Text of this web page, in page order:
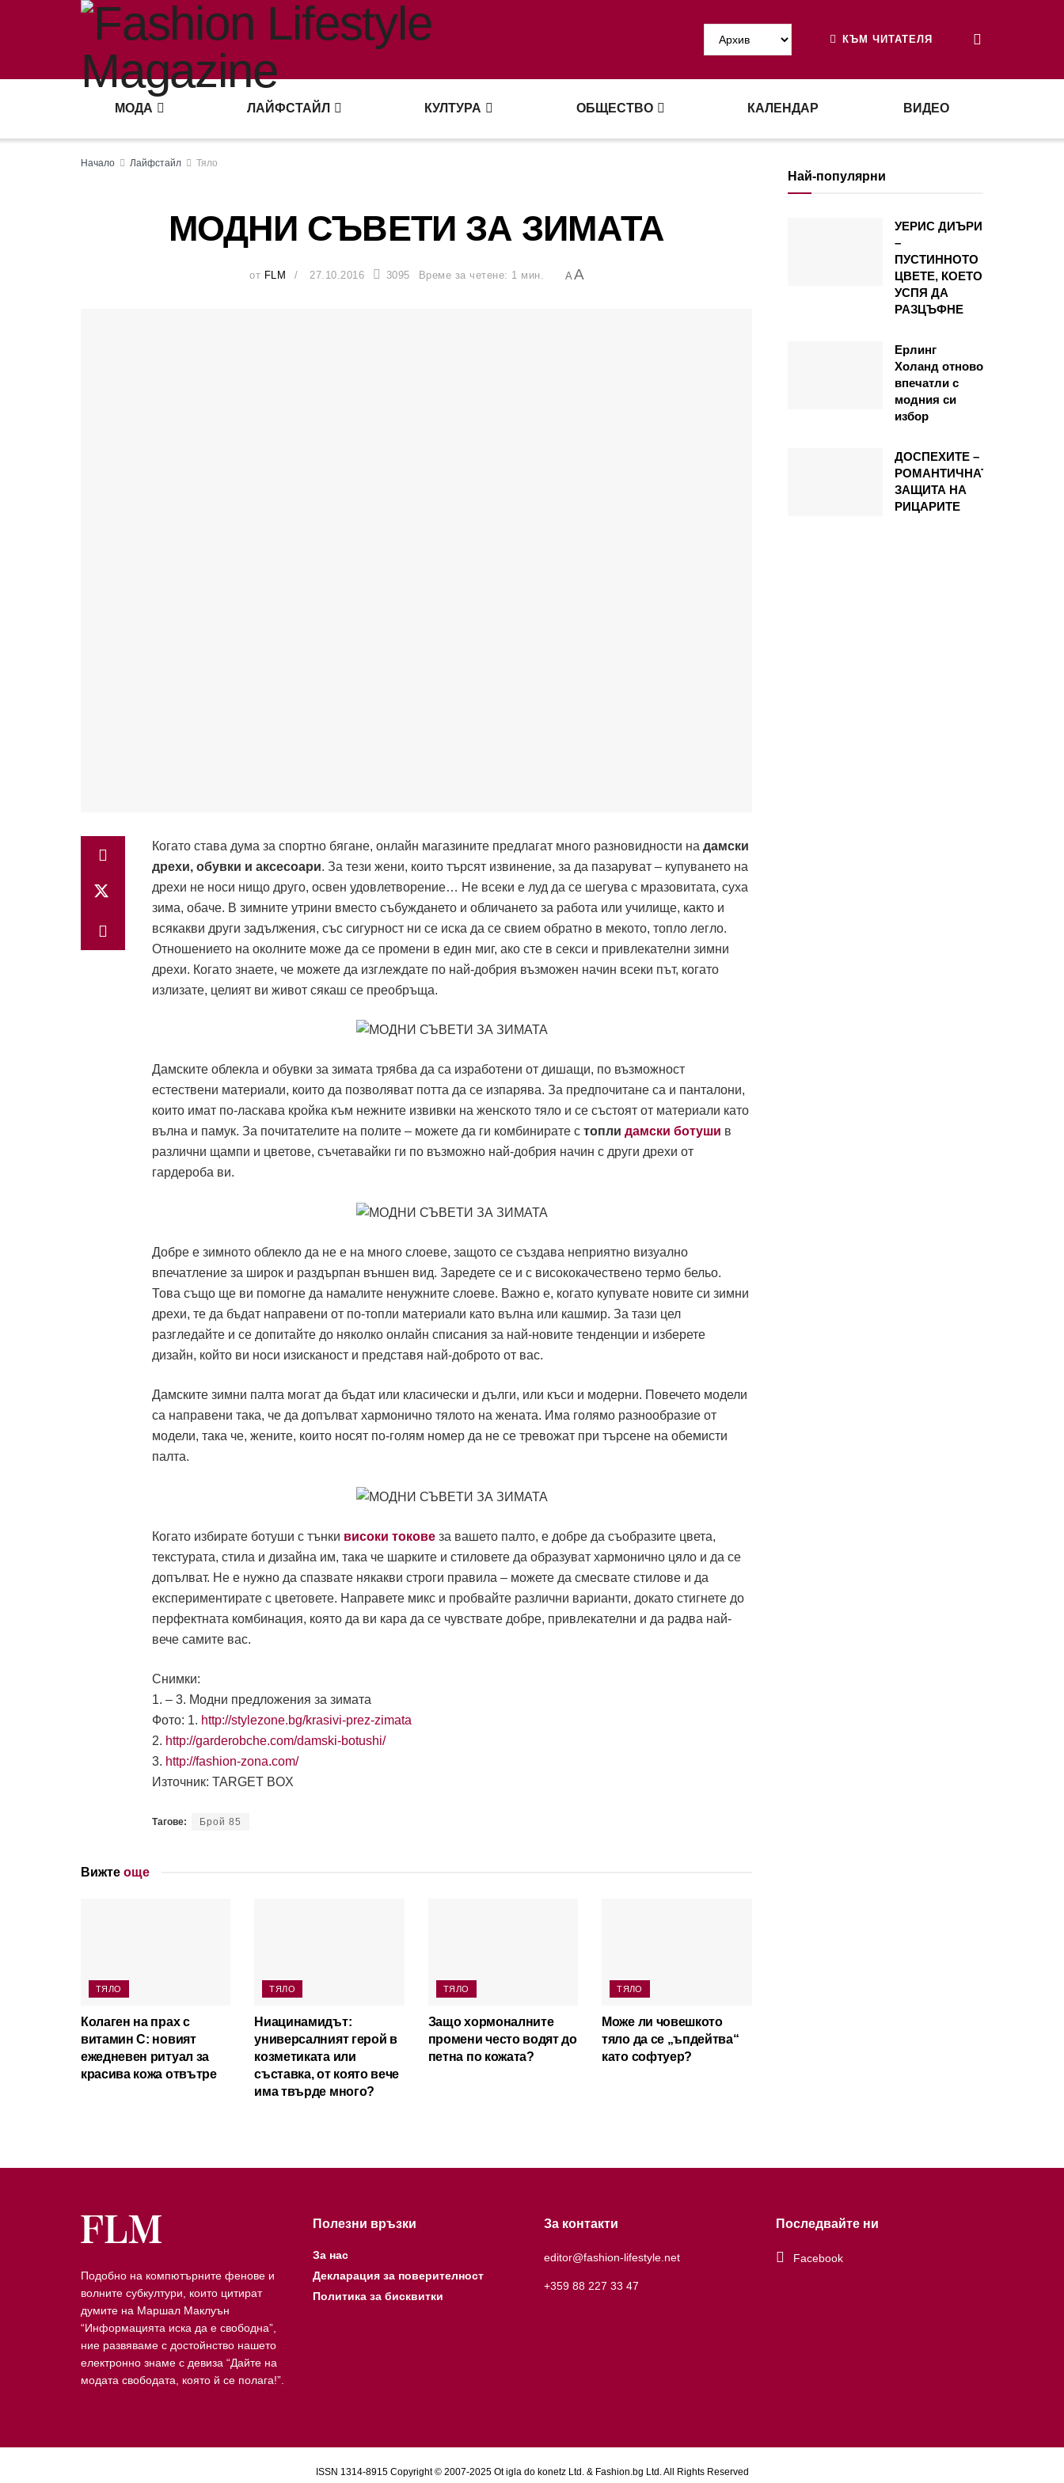
КЪМ ЧИТАТЕЛЯ
МОДА ЛАЙФСТАЙЛ КУЛТУРА ОБЩЕСТВО КАЛЕНДАР ВИДЕО
Начало Лайфстайл Тяло
МОДНИ СЪВЕТИ ЗА ЗИМАТА
от FLM 27.10.2016 3095 Време за четене: 1 мин. AA
Когато става дума за спортно бягане, онлайн магазините предлагат много разновидности на дамски
дрехи, обувки и аксесоари. За тези жени, които търсят извинение, за да пазаруват – купуването на
дрехи не носи нищо друго, освен удовлетворение… Не всеки е луд да се шегува с мразовитата, суха
зима, обаче. В зимните утрини вместо събуждането и обличането за работа или училище, както и
всякакви други задължения, със сигурност ни се иска да се свием обратно в мекото, топло легло.
Отношението на околните може да се промени в един миг, ако сте в секси и привлекателни зимни
дрехи. Когато знаете, че можете да изглеждате по най-добрия възможен начин всеки път, когато
излизате, целият ви живот сякаш се преобръща.
Дамските облекла и обувки за зимата трябва да са изработени от дишащи, по възможност
естествени материали, които да позволяват потта да се изпарява. За предпочитане са и панталони,
които имат по-ласкава кройка към нежните извивки на женското тяло и се състоят от материали като
вълна и памук. За почитателите на полите – можете да ги комбинирате с топли дамски ботуши в
различни щампи и цветове, съчетавайки ги по възможно най-добрия начин с други дрехи от
гардероба ви.
Добре е зимното облекло да не е на много слоеве, защото се създава неприятно визуално
впечатление за широк и раздърпан външен вид. Заредете се и с висококачествено термо бельо.
Това също ще ви помогне да намалите ненужните слоеве. Важно е, когато купувате новите си зимни
дрехи, те да бъдат направени от по-топли материали като вълна или кашмир. За тази цел
разгледайте и се допитайте до няколко онлайн списания за най-новите тенденции и изберете
дизайн, който ви носи изисканост и представя най-доброто от вас.
Дамските зимни палта могат да бъдат или класически и дълги, или къси и модерни. Повечето модели
са направени така, че да допълват хармонично тялото на жената. Има голямо разнообразие от
модели, така че, жените, които носят по-голям номер да не се тревожат при търсене на обемисти
палта.
Когато избирате ботуши с тънки високи токове за вашето палто, е добре да съобразите цвета,
текстурата, стила и дизайна им, така че шарките и стиловете да образуват хармонично цяло и да се
допълват. Не е нужно да спазвате някакви строги правила – можете да смесвате стилове и да
експериментирате с цветовете. Направете микс и пробвайте различни варианти, докато стигнете до
перфектната комбинация, която да ви кара да се чувствате добре, привлекателни и да радва най-
вече самите вас.
Снимки:
1. – 3. Модни предложения за зимата
Фото: 1. http://stylezone.bg/krasivi-prez-zimata
2. http://garderobche.com/damski-botushi/
3. http://fashion-zona.com/
Източник: TARGET BOX
Тагове: Брой 85
Вижте още
ТЯЛО
Колаген на прах с
витамин C: новият
ежедневен ритуал за
красива кожа отвътре
ТЯЛО
Ниацинамидът:
универсалният герой в
козметиката или
съставка, от която вече
има твърде много?
ТЯЛО
Защо хормоналните
промени често водят до
петна по кожата?
ТЯЛО
Може ли човешкото
тяло да се „ъпдейтва“
като софтуер?
Най-популярни
УЕРИС ДИЪРИ
–
ПУСТИННОТО
ЦВЕТЕ, КОЕТО
УСПЯ ДА
РАЗЦЪФНЕ
Ерлинг
Холанд отново
впечатли с
модния си
избор
ДОСПЕХИТЕ –
РОМАНТИЧНАТА
ЗАЩИТА НА
РИЦАРИТЕ
Подобно на компютърните фенове и
волните субкултури, които цитират
думите на Маршал Маклуън
“Информацията иска да е свободна”,
ние развяваме с достойнство нашето
електронно знаме с девиза “Дайте на
модата свободата, която й се полага!”.
Полезни връзки
За нас
Декларация за поверителност
Политика за бисквитки
За контакти
editor@fashion-lifestyle.net
+359 88 227 33 47
Последвайте ни
Facebook
ISSN 1314-8915 Copyright © 2007-2025 Ot igla do konetz Ltd. & Fashion.bg Ltd. All Rights Reserved